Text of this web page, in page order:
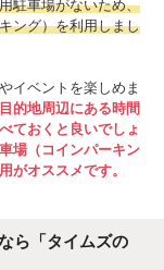
駐車場がないため、
ング）を利用しまし
イベントを楽しめま
的地周辺にある時間
ておくと良いでしょ
場（コインパーキン
がオススメです。
ら「タイムズの